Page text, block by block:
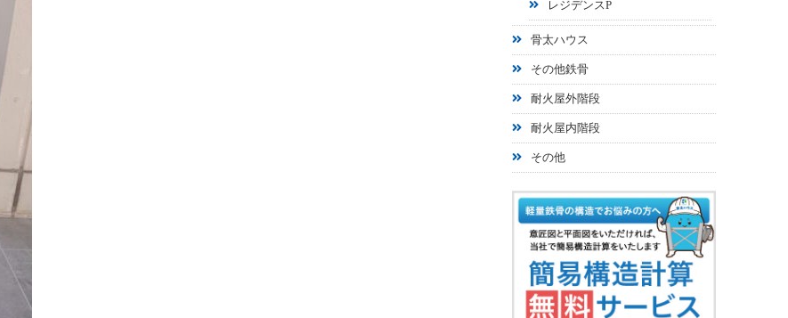
レジデンスP
骨太ハウス
その他鉄骨
耐火屋外階段
耐火屋内階段
その他